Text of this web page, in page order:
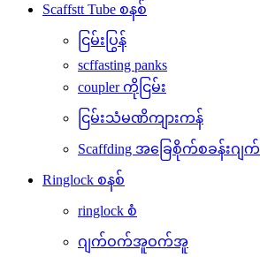
Scaffstt Tube စနစ်
ငြမ်းပြွန်
scffasting panks
coupler ကိုငြမ်း
ငြမ်းသံမဏိကျားကန်
Scaffding အခြေစိုက်စခန်းဂျက်
Ringlock စနစ်
ringlock စံ
ဂျက်ဝက်အူဝက်အူ